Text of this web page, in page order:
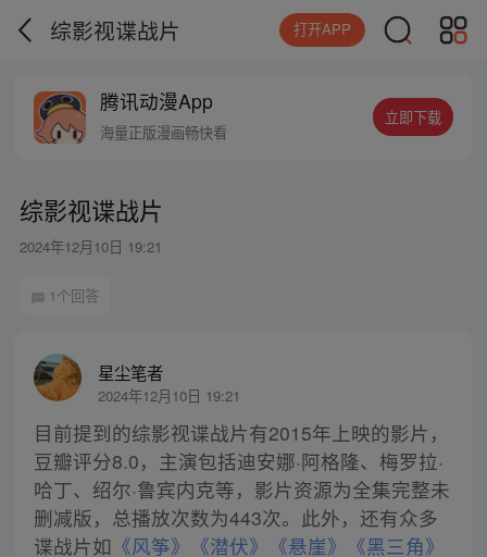
综影视谍战片 打开APP
腾讯动漫App
海量正版漫画畅快看
立即下载
综影视谍战片
2024年12月10日 19:21
1个回答
星尘笔者
2024年12月10日 19:21
目前提到的综影视谍战片有2015年上映的影片，
豆瓣评分8.0，主演包括迪安娜·阿格隆、梅罗拉·
哈丁、绍尔·鲁宾内克等，影片资源为全集完整未
删减版，总播放次数为443次。此外，还有众多
谍战片如 《风筝》 《潜伏》 《悬崖》
《黑三角》